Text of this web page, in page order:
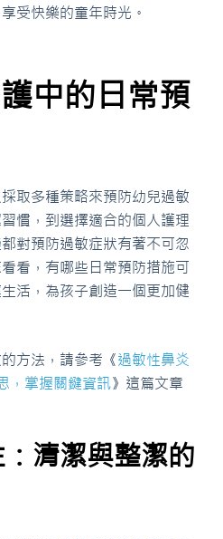
受快樂的童年時光。
中的日常預
取多種策略來預防幼兒過敏
慣，到選擇適合的個人護理
對預防過敏症狀有著不可忽
看，有哪些日常預防措施可
活，為孩子創造一個更加健
方法，請參考《過敏性鼻炎
，掌握關鍵資訊》這篇文章
清潔與整潔的